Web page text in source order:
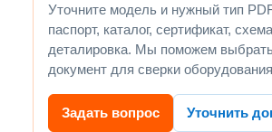
Уточните модель и нужный тип
паспорт, каталог, сертификат,
деталировка. Мы поможем
документ для сверки
Задать вопрос Уточнить